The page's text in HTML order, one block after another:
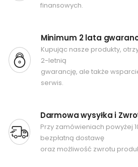
finansowych.
Minimum 2 lata
Kupując nasze produkty,
2-letnią
gwarancję, ale także
serwis.
Darmowa wysyłka i
Przy zamówieniach powyżej
bezpłatną dostawę
oraz możliwość zwrotu